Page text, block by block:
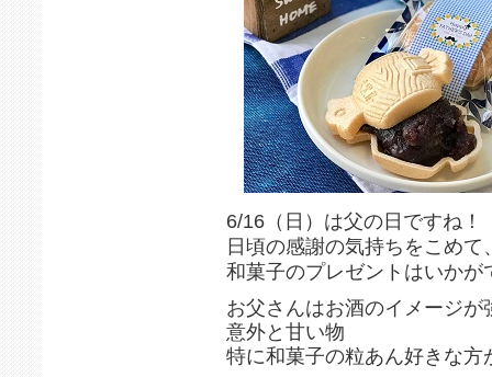
6/16（日）は父の日ですね！
日頃の感謝の気持ちをこめて
和菓子のプレゼントはいかが
お父さんはお酒のイメージが
意外と甘い物
特に和菓子の粒あん好きな方